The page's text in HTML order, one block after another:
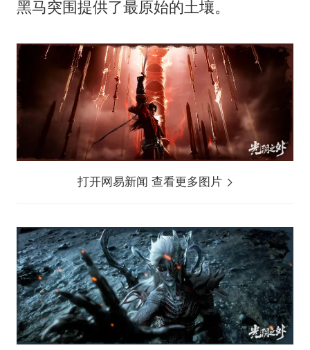
黑马突围提供了最原始的土壤。
打开网易新闻 查看更多图片